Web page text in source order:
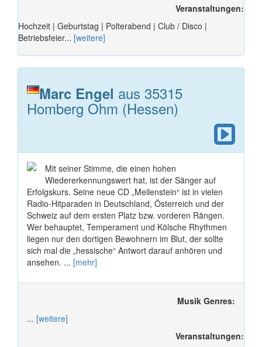
Veranstaltungen:
Hochzeit | Geburtstag | Polterabend | Club / Disco |
Betriebsfeier... [weitere]
Marc Engel aus 35315
Homberg Ohm (Hessen)
Mit seiner Stimme, die einen hohen
Wiedererkennungswert hat, ist der Sänger auf
Erfolgskurs. Seine neue CD „Meilenstein“ ist in vielen
Radio-Hitparaden in Deutschland, Österreich und der
Schweiz auf dem ersten Platz bzw. vorderen Rängen.
Wer behauptet, Temperament und Kölsche Rhythmen
liegen nur den dortigen Bewohnern im Blut, der sollte
sich mal die „hessische“ Antwort darauf anhören und
ansehen. ... [mehr]
Musik Genres:
... [weitere]
Veranstaltungen: